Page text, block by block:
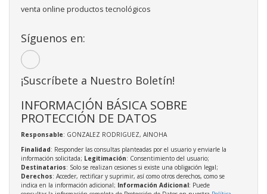
venta online productos tecnológicos
Síguenos en:
¡Suscríbete a Nuestro Boletín!
INFORMACIÓN BÁSICA SOBRE
PROTECCIÓN DE DATOS
Responsable: GONZALEZ RODRIGUEZ, AINOHA
Finalidad: Responder las consultas planteadas por el usuario y enviarle la
información solicitada; Legitimación: Consentimiento del usuario;
Destinatarios: Solo se realizan cesiones si existe una obligación legal;
Derechos: Acceder, rectificar y suprimir, así como otros derechos, como se
indica en la información adicional; Información Adicional: Puede